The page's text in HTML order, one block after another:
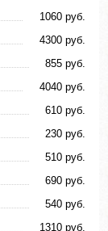
1060 руб.
4300 руб.
855 руб.
4040 руб.
610 руб.
230 руб.
510 руб.
690 руб.
540 руб.
1310 руб.